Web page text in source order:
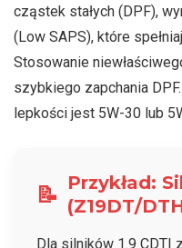
cząstek stałych (DPF),
(Low SAPS), które
Stosowanie
szybkiego zapchania
lepkości jest 5W-30 lub
📝 Przykład:
(Z19DT/
Dla silników 1.9 CDTI